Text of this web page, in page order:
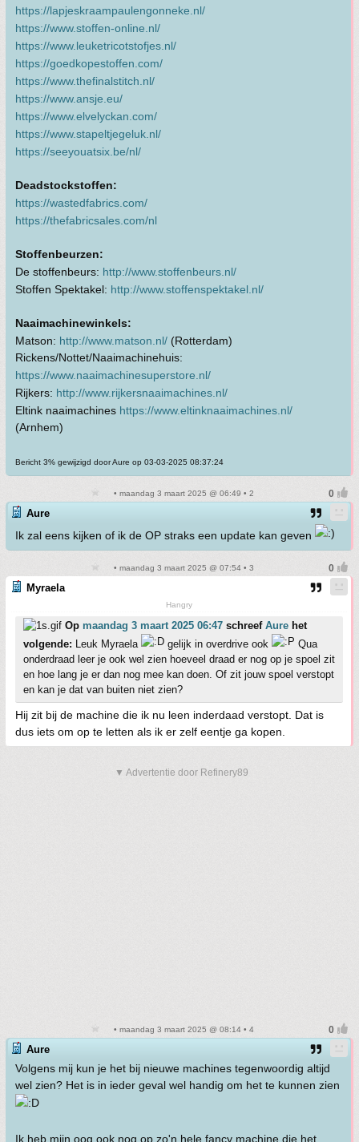
https://lapjeskraampaulengonneke.nl/
https://www.stoffen-online.nl/
https://www.leuketricotstofjes.nl/
https://goedkopestoffen.com/
https://www.thefinalstitch.nl/
https://www.ansje.eu/
https://www.elvelyckan.com/
https://www.stapeltjegeluk.nl/
https://seeyouatsix.be/nl/
Deadstockstoffen:
https://wastedfabrics.com/
https://thefabricsales.com/nl
Stoffenbeurzen:
De stoffenbeurs: http://www.stoffenbeurs.nl/
Stoffen Spektakel: http://www.stoffenspektakel.nl/
Naaimachinewinkels:
Matson: http://www.matson.nl/ (Rotterdam)
Rickens/Nottet/Naaimachinehuis:
https://www.naaimachinesuperstore.nl/
Rijkers: http://www.rijkersnaaimachines.nl/
Eltink naaimachines https://www.eltinknaaimachines.nl/
(Arnhem)
Bericht 3% gewijzigd door Aure op 03-03-2025 08:37:24
• maandag 3 maart 2025 @ 06:49 • 2
Aure
Ik zal eens kijken of ik de OP straks een update kan geven
• maandag 3 maart 2025 @ 07:54 • 3
Myraela
Hangry
Op maandag 3 maart 2025 06:47 schreef Aure het
volgende: Leuk Myraela gelijk in overdrive ook
Qua
onderdraad leer je ook wel zien hoeveel draad er nog op je spoel zit
en hoe lang je er dan nog mee kan doen. Of zit jouw spoel verstopt
en kan je dat van buiten niet zien?
Hij zit bij de machine die ik nu leen inderdaad verstopt. Dat is
dus iets om op te letten als ik er zelf eentje ga kopen.
▼ Advertentie door Refinery89
• maandag 3 maart 2025 @ 08:14 • 4
Aure
Volgens mij kun je het bij nieuwe machines tegenwoordig altijd
wel zien? Het is in ieder geval wel handig om het te kunnen zien
Ik heb mijn oog ook nog op zo'n hele fancy machine die het